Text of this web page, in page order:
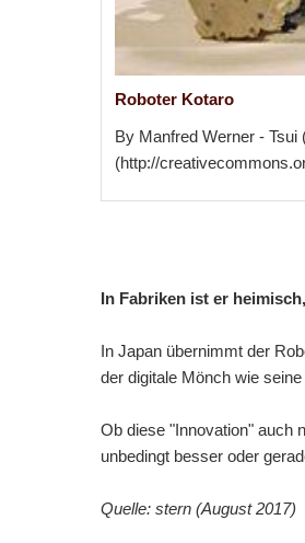
Roboter Kotaro
By Manfred Werner -
(http://
In Fabriken ist er
In Japan übernimmt der
der digitale Mönch wie
Ob diese "Innovation" auch
unbedingt besser oder
Quelle: stern (August 2017)